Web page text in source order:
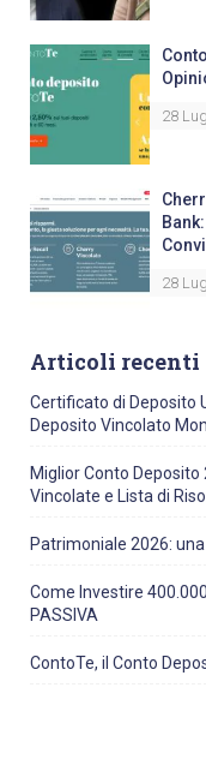
28
28
Articoli recenti
Certificato di Deposito
Deposito Vincolato
Miglior Conto
Vincolate e Lista di
Patrimoniale 2026: una
Come Investire
PASSIVA
ContoTe, il Conto